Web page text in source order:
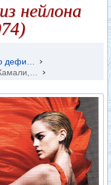
нейлона
дефи…